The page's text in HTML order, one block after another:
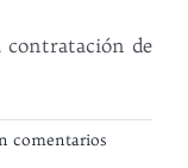
contratación de
comentarios